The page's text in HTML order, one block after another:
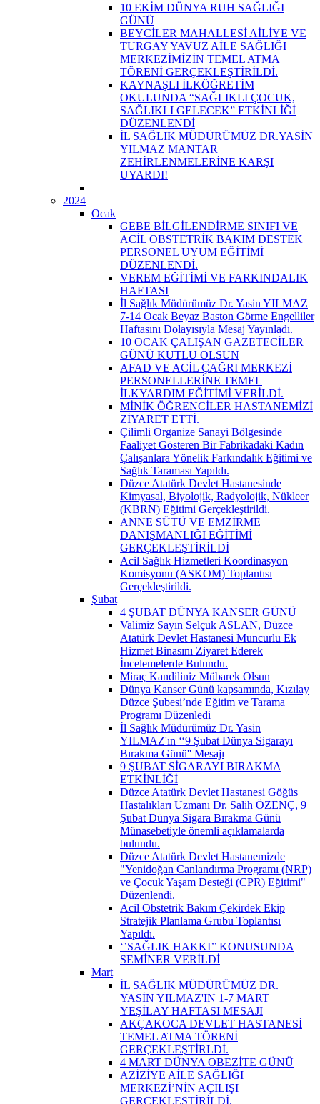
10 EKİM DÜNYA RUH SAĞLIĞI
GÜNÜ
BEYCİLER MAHALLESİ AİLİYE VE
TURGAY YAVUZ AİLE SAĞLIĞI
MERKEZİMİZİN TEMEL ATMA
TÖRENİ GERÇEKLEŞTİRİLDİ.
KAYNAŞLI İLKÖĞRETİM
OKULUNDA “SAĞLIKLI ÇOCUK,
SAĞLIKLI GELECEK” ETKİNLİĞİ
DÜZENLENDİ
İL SAĞLIK MÜDÜRÜMÜZ DR.YASİN
YILMAZ MANTAR
ZEHİRLENMELERİNE KARŞI
UYARDI!
2024
Ocak
GEBE BİLGİLENDİRME SINIFI VE
ACİL OBSTETRİK BAKIM DESTEK
PERSONEL UYUM EĞİTİMİ
DÜZENLENDİ.
VEREM EĞİTİMİ VE FARKINDALIK
HAFTASI
İl Sağlık Müdürümüz Dr. Yasin YILMAZ
7-14 Ocak Beyaz Baston Görme Engelliler
Haftasını Dolayısıyla Mesaj Yayınladı.
10 OCAK ÇALIŞAN GAZETECİLER
GÜNÜ KUTLU OLSUN
AFAD VE ACİL ÇAĞRI MERKEZİ
PERSONELLERİNE TEMEL
İLKYARDIM EĞİTİMİ VERİLDİ.
MİNİK ÖĞRENCİLER HASTANEMİZİ
ZİYARET ETTİ.
Çilimli Organize Sanayi Bölgesinde
Faaliyet Gösteren Bir Fabrikadaki Kadın
Çalışanlara Yönelik Farkındalık Eğitimi ve
Sağlık Taraması Yapıldı.
Düzce Atatürk Devlet Hastanesinde
Kimyasal, Biyolojik, Radyolojik, Nükleer
(KBRN) Eğitimi Gerçekleştirildi. ​
ANNE SÜTÜ VE EMZİRME
DANIŞMANLIĞI EĞİTİMİ
GERÇEKLEŞTİRİLDİ
Acil Sağlık Hizmetleri Koordinasyon
Komisyonu (ASKOM) Toplantısı
Gerçekleştirildi.
Şubat
4 ŞUBAT DÜNYA KANSER GÜNÜ
Valimiz Sayın Selçuk ASLAN, Düzce
Atatürk Devlet Hastanesi Muncurlu Ek
Hizmet Binasını Ziyaret Ederek
İncelemelerde Bulundu.
Miraç Kandiliniz Mübarek Olsun
Dünya Kanser Günü kapsamında, Kızılay
Düzce Şubesi’nde Eğitim ve Tarama
Programı Düzenledi
İl Sağlık Müdürümüz Dr. Yasin
YILMAZ'ın ‘‘9 Şubat Dünya Sigarayı
Bırakma Günü'' Mesajı
9 ŞUBAT SİGARAYI BIRAKMA
ETKİNLİĞİ
Düzce Atatürk Devlet Hastanesi Göğüs
Hastalıkları Uzmanı Dr. Salih ÖZENÇ, 9
Şubat Dünya Sigara Bırakma Günü
Münasebetiyle önemli açıklamalarda
bulundu.
Düzce Atatürk Devlet Hastanemizde
"Yenidoğan Canlandırma Programı (NRP)
ve Çocuk Yaşam Desteği (CPR) Eğitimi"
Düzenlendi.
Acil Obstetrik Bakım Çekirdek Ekip
Stratejik Planlama Grubu Toplantısı
Yapıldı.
‘’SAĞLIK HAKKI’’ KONUSUNDA
SEMİNER VERİLDİ
Mart
İL SAĞLIK MÜDÜRÜMÜZ DR.
YASİN YILMAZ'IN 1-7 MART
YEŞİLAY HAFTASI MESAJI
AKÇAKOCA DEVLET HASTANESİ
TEMEL ATMA TÖRENİ
GERÇEKLEŞTİRLDİ.
4 MART DÜNYA OBEZİTE GÜNÜ
AZİZİYE AİLE SAĞLIĞI
MERKEZİ’NİN AÇILIŞI
GERÇEKLEŞTİRİLDİ.